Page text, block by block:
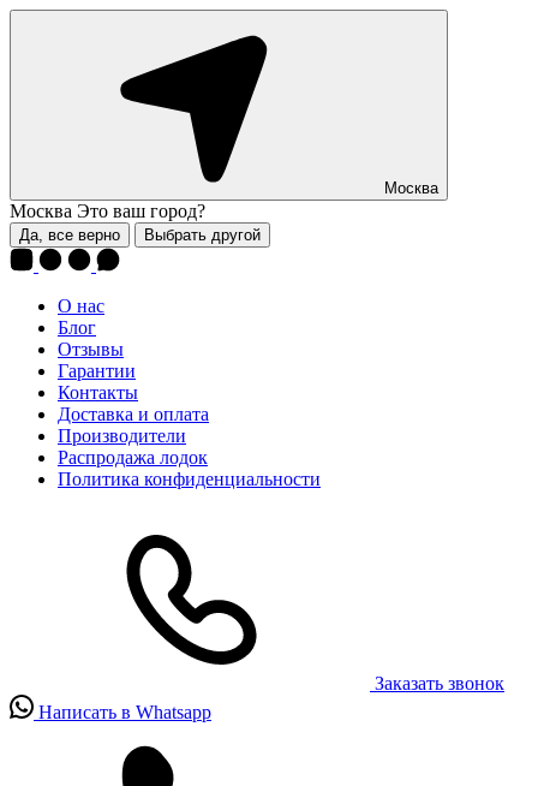
Москва
Москва Это ваш город?
Да, все верно Выбрать другой
О нас
Блог
Отзывы
Гарантии
Контакты
Доставка и оплата
Производители
Распродажа лодок
Политика конфиденциальности
Заказать звонок
Написать в Whatsapp